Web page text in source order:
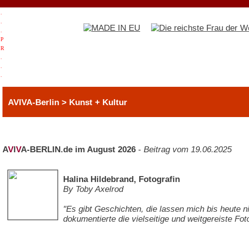
P
R
AVIVA-Berlin > Kunst + Kultur
AV VA-BERLIN.de im August 2026 - Beitrag vom 19.06.2025
Halina Hildebrand, Fotografin
By Toby Axelrod
"Es gibt Geschichten, die lassen mich bis heute
dokumentierte die vielseitige und weitgereiste